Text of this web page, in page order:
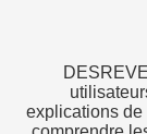
explications de